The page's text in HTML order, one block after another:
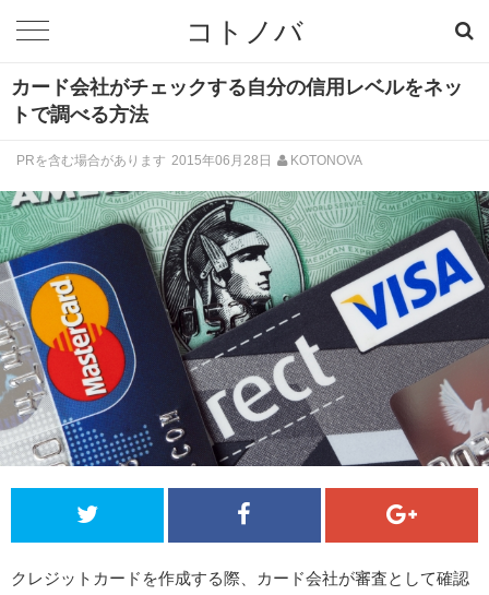
コトノバ
カード会社がチェックする自分の信用レベルをネッ
トで調べる方法
PRを含む場合があります 2015年06月28日 KOTONOVA
クレジットカードを作成する際、カード会社が審査として確認